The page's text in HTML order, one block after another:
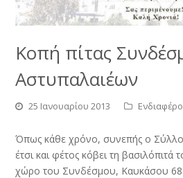
Κοπή πίτας
Αστυπαλαιέων
25 Ιανουαρίου 2013
Όπως κάθε χρόνο, συνεπής ο
έτσι και φέτος κόβει τη βασιλόπιτά
χώρο του Συνδέσμου, Καυκάσου 68